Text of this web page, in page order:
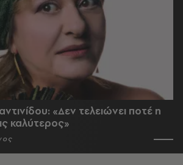
«Δεν τελειώνει ποτέ η
καλύτερος»